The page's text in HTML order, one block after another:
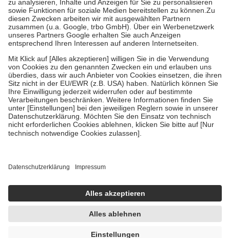
Bei Heilmitteln und häuslicher Krankenpflege beträgt die
Zuzahlung zehn Prozent der Kosten sowie zehn Euro je
Verordnung.
Um das Engagement der Versicherten für ihre eigene Gesundheit zu
stärken und die besondere Stellung der Familie zu unterstützen,
fallenkeine Zuzahlungenan bei:
• Kindern und Jugendlichen bis zum vollendeten 18. Lebensjahr
mit Ausnahme der Fahrkosten
• Untersuchungen zur Vorsorge und Früherkennung, die von der
GKV getragen werden
• empfohlenen Schutzimpfungen
• Harn- und Blutteststreifen
getroffen, um sicherzustellen, dass es sich um echte Bewertungen
https://help.etrusted.com/hc/de/articles/4419944605341
Einige Bilder und Inhalte wurden unter Zuhilfenahme künstlicher